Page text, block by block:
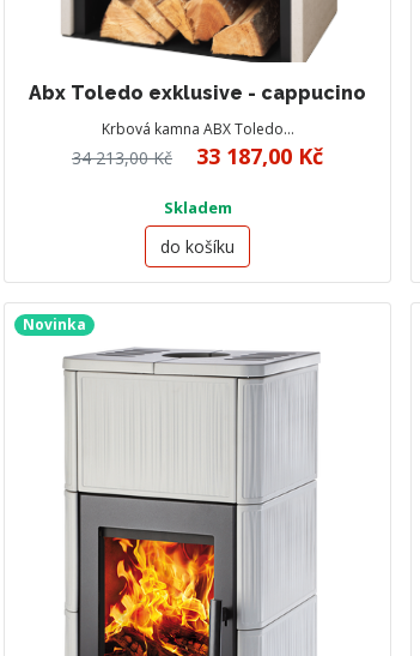
Abx Toledo exklusive - cappucino
Krbová kamna ABX Toledo…
34 213,00 Kč 33 187,00 Kč
Skladem
do košíku
Novinka